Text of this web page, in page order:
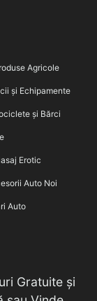
Agricole
și Echipamente
și Bărci
Erotic
Auto Noi
Auto
Gratuite și